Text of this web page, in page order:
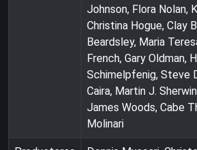
Johnson, Flora Nolan,
Christina Hogue, Clay
Beardsley, Maria
French, Gary Oldman,
Schimelpfenig, Steve
Caira, Martin J.
James Woods, Cabe
Molinari